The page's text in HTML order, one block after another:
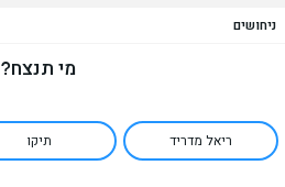
ניחושים
מי תנצח?
ריאל מדריד תיקו